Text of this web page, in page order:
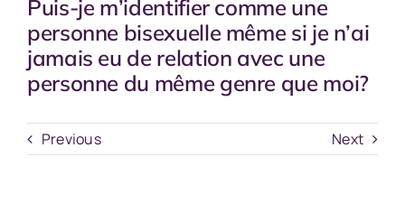
Puis-je m’identifier comme une
personne bisexuelle même si je n’ai
jamais eu de relation avec une
personne du même genre que moi?
Previous Next